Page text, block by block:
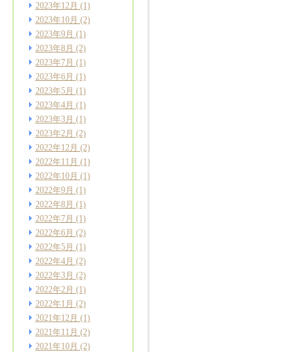
2023年12月 (1)
2023年10月 (2)
2023年9月 (1)
2023年8月 (2)
2023年7月 (1)
2023年6月 (1)
2023年5月 (1)
2023年4月 (1)
2023年3月 (1)
2023年2月 (2)
2022年12月 (2)
2022年11月 (1)
2022年10月 (1)
2022年9月 (1)
2022年8月 (1)
2022年7月 (1)
2022年6月 (2)
2022年5月 (1)
2022年4月 (2)
2022年3月 (2)
2022年2月 (1)
2022年1月 (2)
2021年12月 (1)
2021年11月 (2)
2021年10月 (2)